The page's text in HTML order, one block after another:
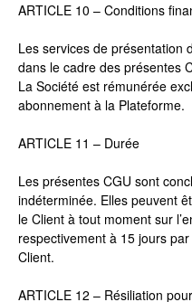
ARTICLE 10 – Conditions
Les services de présentation
dans le cadre des présentes
La Société est rémunérée
abonnement à la Plateforme.
ARTICLE 11 – Durée
Les présentes CGU sont
indéterminée. Elles peuvent
le Client à tout moment sur
respectivement à 15 jours
Client.
ARTICLE 12 – Résiliation